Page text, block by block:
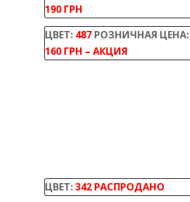
190 ГРН
ЦВЕТ: 487 РОЗНИЧНАЯ ЦЕНА:
160 ГРН – АКЦИЯ
ЦВЕТ:342 РАСПРОДАНО